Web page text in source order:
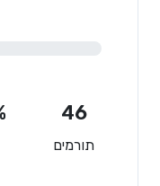
46
תורמים